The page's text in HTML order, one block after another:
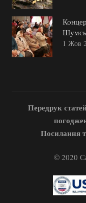
1 Жов
Передрук
Посилання
© 2020